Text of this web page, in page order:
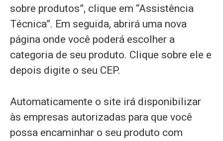
sobre produtos”, clique em “Assistência
Técnica”. Em seguida, abrirá uma nova
página onde você poderá escolher a
categoria de seu produto. Clique sobre ele e
depois digite o seu CEP.
Automaticamente o site irá disponibilizar
às empresas autorizadas para que você
possa encaminhar o seu produto com